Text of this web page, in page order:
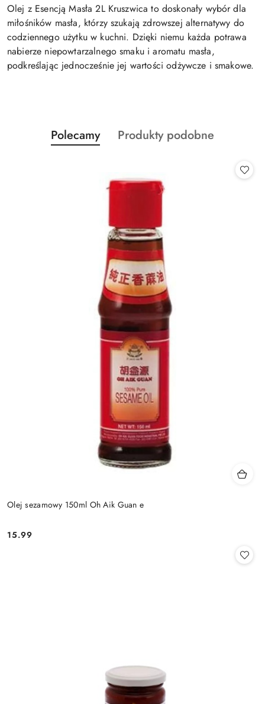
Olej z Esencją Masła 2L Kruszwica to doskonały wybór dla
miłośników masła, którzy szukają zdrowszej alternatywy do
codziennego użytku w kuchni. Dzięki niemu każda potrawa
nabierze niepowtarzalnego smaku i aromatu masła,
podkreślając jednocześnie jej wartości odżywcze i smakowe.
Pomiń karuzelę produktów
Produkty
o
Polecamy
Produkty
Produkty podobne
Olej sezamowy 150ml Oh Aik Guan e
Cena:
15.99